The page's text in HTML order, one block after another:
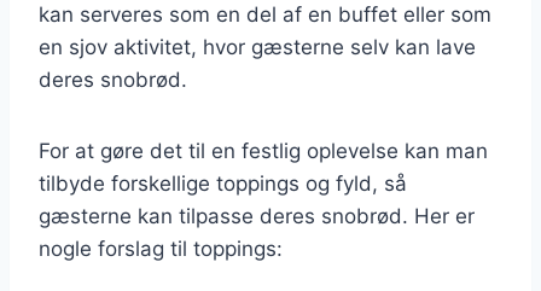
kan serveres som en del af en buffet eller som
en sjov aktivitet, hvor gæsterne selv kan lave
deres snobrød.
For at gøre det til en festlig oplevelse kan man
tilbyde forskellige toppings og fyld, så
gæsterne kan tilpasse deres snobrød. Her er
nogle forslag til toppings: